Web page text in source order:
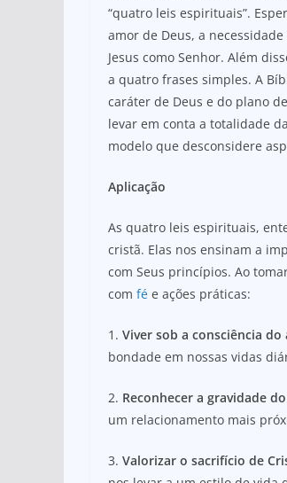
“quatro leis espirituais”.
amor de Deus, a
Jesus como Senhor. Além
a quatro frases simples. A
caráter de Deus e do plano
levar em conta a totalidade
modelo que desconsidere
Aplicação
As quatro leis espirituais,
cristã. Elas nos ensinam a
com Seus princípios. Ao
com fé e ações práticas:
1. Viver sob a consciência do
bondade em nossas vidas
2. Reconhecer a gravidade
um relacionamento mais
3. Valorizar o sacrifício de